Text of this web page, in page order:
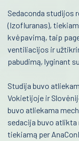
Retos
Urologija
Sedaconda studijos
(Izofluranas),
kvėpavimą, taip
ventiliacijos ir
pabudimą, lyginant
Studija buvo
Vokietijoje ir
buvo atliekama
sedacija buvo atlikta
tiekiamą per